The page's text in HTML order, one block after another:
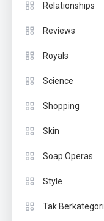
Relationships
Reviews
Royals
Science
Shopping
Skin
Soap Operas
Style
Tak Berkategori